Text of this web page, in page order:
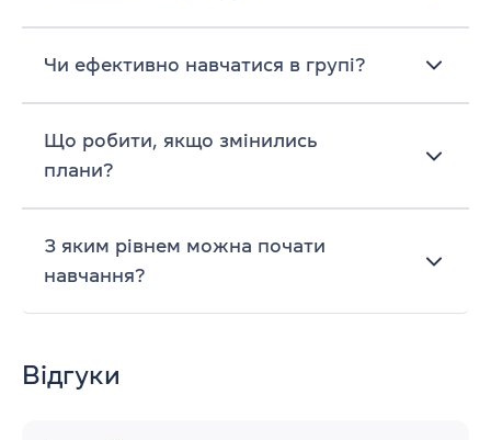
Чи ефективно навчатися в групі?
Що робити, якщо змінились
плани?
З яким рівнем можна почати
навчання?
Відгуки